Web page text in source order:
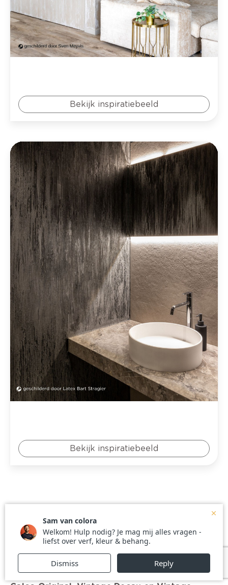
Bekijk inspiratiebeeld
Bekijk inspiratiebeeld
Calco laten plaatsen
door een professionele
schilder